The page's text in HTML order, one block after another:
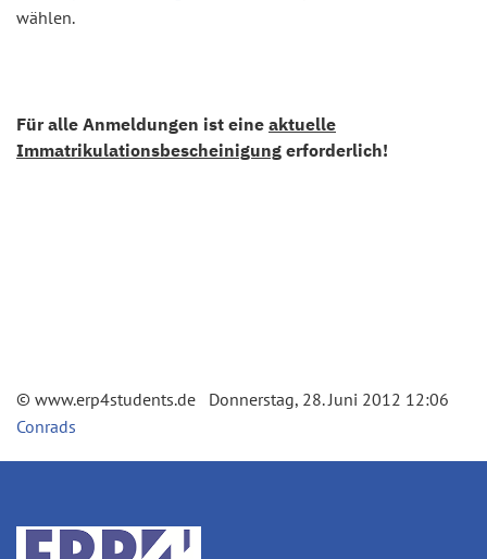
wählen.
Für alle Anmeldungen ist eine aktuelle
Immatrikulationsbescheinigung erforderlich!
© www.erp4students.de Donnerstag, 28. Juni 2012 12:06
Conrads